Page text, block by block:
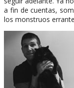
a fin de cuentas,
los monstruos